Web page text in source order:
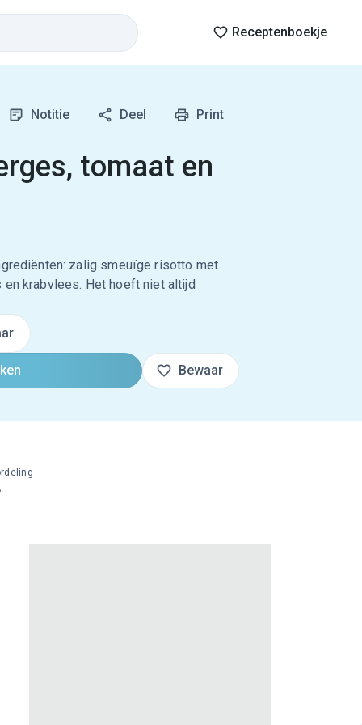
Receptenboekje
Notitie Deel Print
tomaat en
zalig smeuïge risotto met
krabvlees. Het hoeft niet altijd
Bewaar